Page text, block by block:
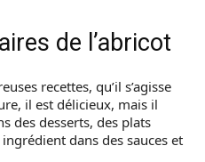
de l’abricot
recettes, qu’il s’agisse
il est délicieux, mais il
des desserts, des plats
dans des sauces et